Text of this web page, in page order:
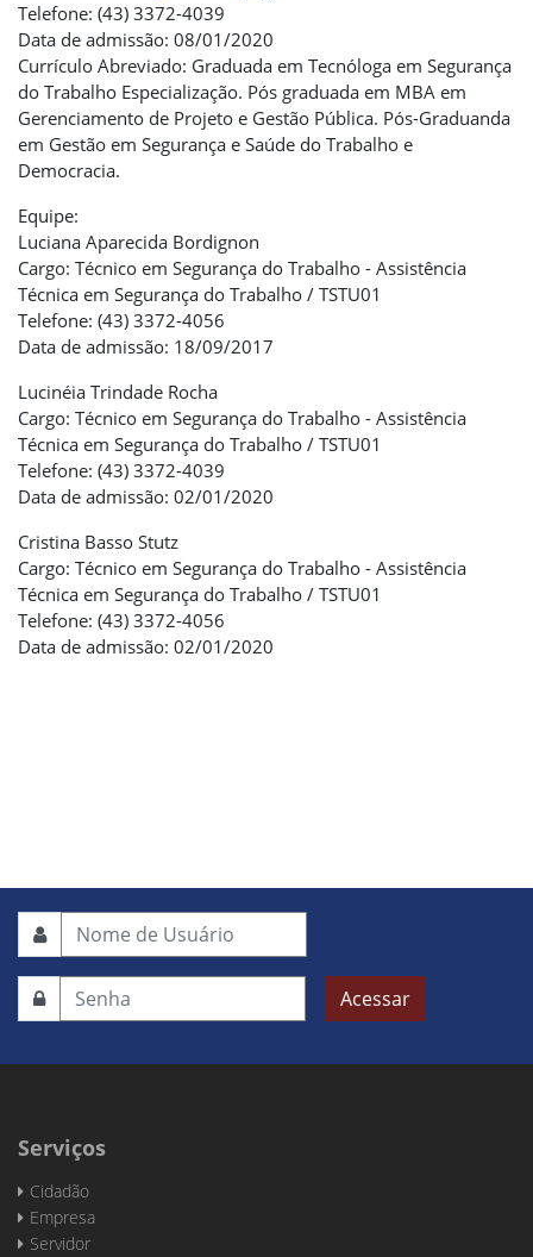
Telefone: (43) 3372-4039
Data de admissão: 08/01/2020
Currículo Abreviado: Graduada em Tecnóloga em Segurança
do Trabalho Especialização. Pós graduada em MBA em
Gerenciamento de Projeto e Gestão Pública. Pós-Graduanda
em Gestão em Segurança e Saúde do Trabalho e
Democracia.
Equipe:
Luciana Aparecida Bordignon
Cargo: Técnico em Segurança do Trabalho - Assistência
Técnica em Segurança do Trabalho / TSTU01
Telefone: (43) 3372-4056
Data de admissão: 18/09/2017
Lucinéia Trindade Rocha
Cargo: Técnico em Segurança do Trabalho - Assistência
Técnica em Segurança do Trabalho / TSTU01
Telefone: (43) 3372-4039
Data de admissão: 02/01/2020
Cristina Basso Stutz
Cargo: Técnico em Segurança do Trabalho - Assistência
Técnica em Segurança do Trabalho / TSTU01
Telefone: (43) 3372-4056
Data de admissão: 02/01/2020
Acessar
Serviços
Cidadão
Empresa
Servidor